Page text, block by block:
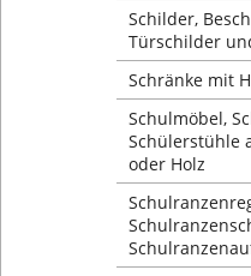
Schilder,
Türschilder
Schränke mit
Schulmöbel,
Schülerstühle
oder Holz